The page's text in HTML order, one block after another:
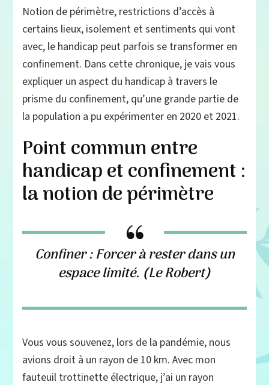
handicap
se
transforme
en
Notion de périmètre, restrictions d’accès à
certains lieux, isolement et sentiments qui vont
avec, le handicap peut parfois se transformer en
confinement. Dans cette chronique, je vais vous
expliquer un aspect du handicap à travers le
prisme du confinement, qu’une grande partie de
la population a pu expérimenter en 2020 et 2021.
Point commun entre
handicap et confinement :
la notion de périmètre
Confiner : Forcer à rester dans un
espace limité. (Le Robert)
Vous vous souvenez, lors de la pandémie, nous
avions droit à un rayon de 10 km. Avec mon
fauteuil trottinette électrique, j’ai un rayon